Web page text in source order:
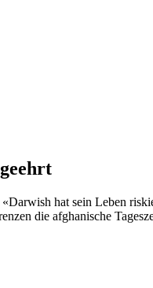
hat sein Leben
die afghanische